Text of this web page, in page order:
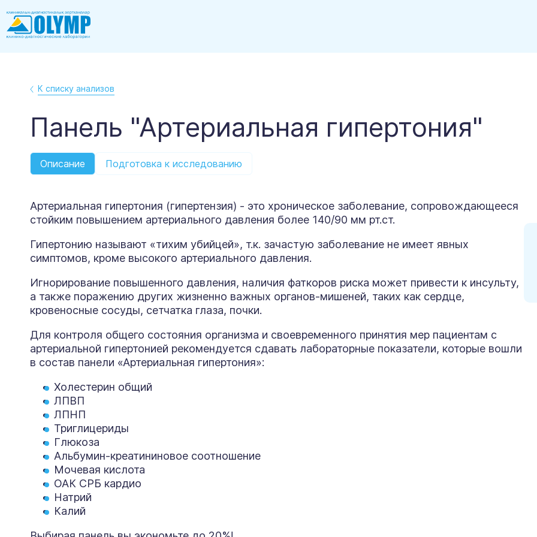
К списку анализов
Панель "Артериальная гипертония"
Описание Подготовка к исследованию
Артериальная гипертония (гипертензия) - это хроническое заболевание, сопровождающееся
стойким повышением артериального давления более 140/90 мм рт.ст.
Гипертонию называют «тихим убийцей», т.к. зачастую заболевание не имеет явных
симптомов, кроме высокого артериального давления.
Игнорирование повышенного давления, наличия фаткоров риска может привести к инсульту,
а также поражению других жизненно важных органов-мишеней, таких как сердце,
кровеносные сосуды, сетчатка глаза, почки.
Для контроля общего состояния организма и своевременного принятия мер пациентам с
артериальной гипертонией рекомендуется сдавать лабораторные показатели, которые вошли
в состав панели «Артериальная гипертония»:
Холестерин общий
ЛПВП
ЛПНП
Триглицериды
Глюкоза
Альбумин-креатининовое соотношение
Мочевая кислота
ОАК СРБ кардио
Натрий
Калий